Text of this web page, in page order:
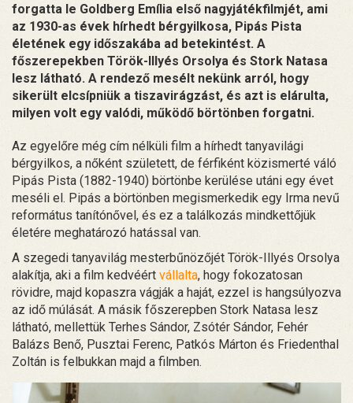
forgatta le Goldberg Emília első nagyjátékfilmjét, ami
az 1930-as évek hírhedt bérgyilkosa, Pipás Pista
életének egy időszakába ad betekintést. A
főszerepekben Török-Illyés Orsolya és Stork Natasa
lesz látható. A rendező mesélt nekünk arról, hogy
sikerült elcsípniük a tiszavirágzást, és azt is elárulta,
milyen volt egy valódi, működő börtönben forgatni.
Az egyelőre még cím nélküli film a hírhedt tanyavilági
bérgyilkos, a nőként született, de férfiként közismerté váló
Pipás Pista (1882-1940) börtönbe kerülése utáni egy évet
meséli el. Pipás a börtönben megismerkedik egy Irma nevű
református tanítónővel, és ez a találkozás mindkettőjük
életére meghatározó hatással van.
A szegedi tanyavilág mesterbűnözőjét Török-Illyés Orsolya
alakítja, aki a film kedvéért vállalta, hogy fokozatosan
rövidre, majd kopaszra vágják a haját, ezzel is hangsúlyozva
az idő múlását. A másik főszerepben Stork Natasa lesz
látható, mellettük Terhes Sándor, Zsótér Sándor, Fehér
Balázs Benő, Pusztai Ferenc, Patkós Márton és Friedenthal
Zoltán is felbukkan majd a filmben.